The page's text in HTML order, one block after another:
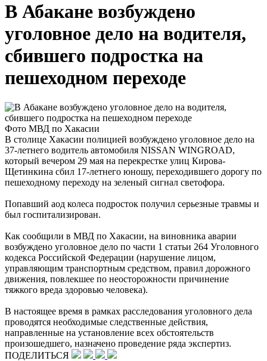
В Абакане возбуждено
уголовное дело на водителя,
сбившего подростка на
пешеходном переходе
Фото МВД по Хакасии
В столице Хакасии полицией возбуждено уголовное дело на
37-летнего водитель автомобиля NISSAN WINGROAD,
который вечером 29 мая на перекрестке улиц Кирова-
Щетинкина сбил 17-летнего юношу, переходившего дорогу по
пешеходному переходу на зеленый сигнал светофора.
Попавший аод колеса подросток получил серьезные травмы и
был госпитализирован.
Как сообщили в МВД по Хакасии, на виновника аварии
возбуждено уголовное дело по части 1 статьи 264 Уголовного
кодекса Российской Федерации (нарушение лицом,
управляющим транспортным средством, правил дорожного
движения, повлекшее по неосторожности причинение
тяжкого вреда здоровью человека).
В настоящее время в рамках расследования уголовного дела
проводятся необходимые следственные действия,
направленные на установление всех обстоятельств
произошедшего, назначено проведение ряда экспертиз.
ПОДЕЛИТЬСЯ